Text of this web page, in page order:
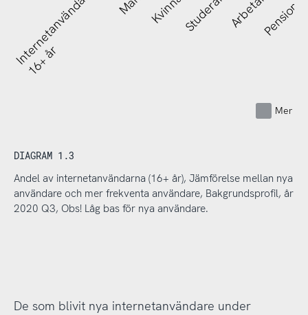
Internetanvändare
16+ år
KvinnaStuderar Arbetar
Mer
DIAGRAM 1.3
Andel av internetanvändarna (16+ år), Jämförelse mellan nya
användare och mer frekventa användare, Bakgrundsprofil, år
2020 Q3, Obs! Låg bas för nya användare.
De som blivit nya internetanvändare under